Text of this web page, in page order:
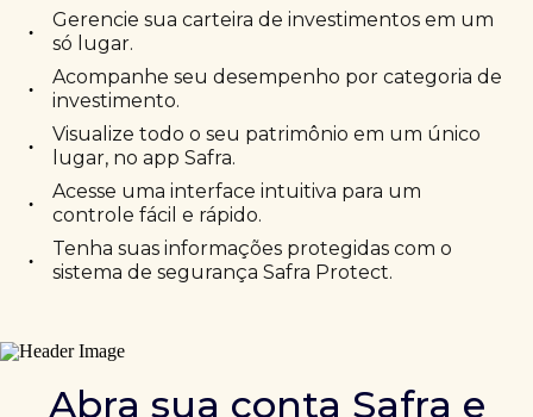
•
Gerencie sua carteira de investimentos em um
só lugar.
•
Acompanhe seu desempenho por categoria de
investimento.
•
Visualize todo o seu patrimônio em um único
lugar, no app Safra.
•
Acesse uma interface intuitiva para um
controle fácil e rápido.
•
Tenha suas informações protegidas com o
sistema de segurança Safra Protect.
Abra sua conta Safra e